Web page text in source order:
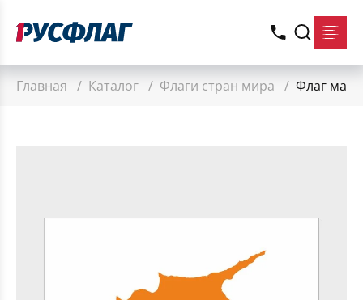
Главная / Каталог / Флаги стран мира / Флаг